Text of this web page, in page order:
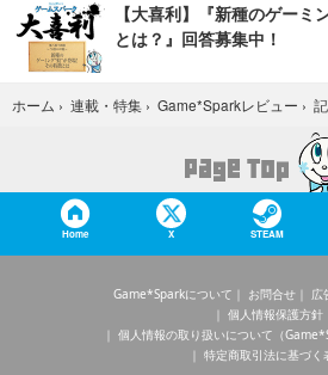
【大喜利】『新種のゲーミ
とは？』回答募集中！
ホーム › 連載・特集 › Game*Sparkレビュー ›
Home X STEAM
Game*Sparkについて お問合せ 広
個人情報保護方針
個人情報の取り扱いについて（
特定商取引法に基づく